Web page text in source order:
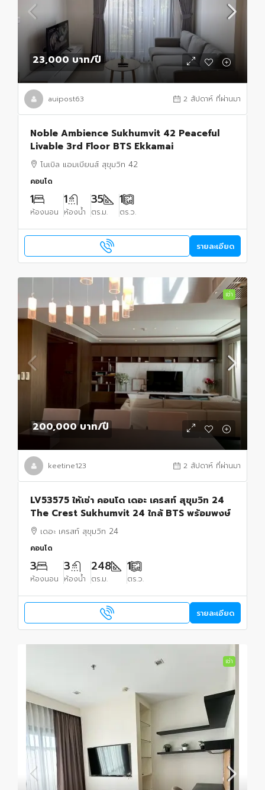
23,000 บาท/ปี
auipost63 2 สัปดาห์ ที่ผ่านมา
Noble Ambience Sukhumvit 42 Peaceful
Livable 3rd Floor BTS Ekkamai
โนเบิล แอมเบียนส์ สุขุมวิท 42
คอนโด
1
ห้องนอน
1
ห้องน้ำ
35
ตร.ม.
1
ตร.ว.
รายละเอียด
เช่า
200,000 บาท/ปี
keetine123 2 สัปดาห์ ที่ผ่านมา
LV53575 ให้เช่า คอนโด เดอะ เครสท์ สุขุมวิท 24
The Crest Sukhumvit 24 ใกล้ BTS พร้อมพงษ์
เดอะ เครสท์ สุขุมวิท 24
คอนโด
3
ห้องนอน
3
ห้องน้ำ
248
ตร.ม.
1
ตร.ว.
รายละเอียด
เช่า